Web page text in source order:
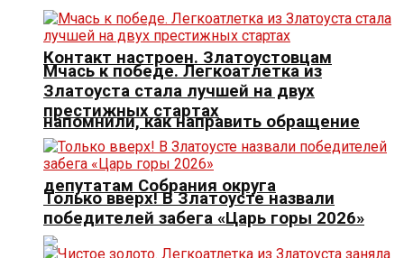
Контакт настроен. Златоустовцам
напомнили, как направить обращение
депутатам Собрания округа
Мчась к победе. Легкоатлетка из
Златоуста стала лучшей на двух
престижных стартах
Только вверх! В Златоусте назвали
победителей забега «Царь горы 2026»